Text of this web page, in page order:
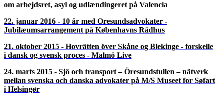
23. oktober 2018 - Seminar på Københavns Politigård – Politi-
og anklagemyndighed
23. maj 2018 - Seminar på Raoul Wallenberg Institute of
Human Rights
05. februar 2018 - Øresundsadvokaters seminar - Besøg
Gustavskirken
13. november 2017 - Seminar om bestyrelsesarbejde på Sveriges
Ambassad i København